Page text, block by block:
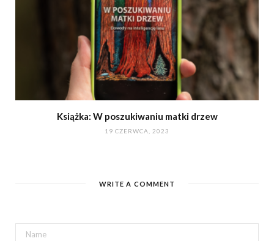
Książka: W poszukiwaniu matki drzew
19 CZERWCA, 2023
WRITE A COMMENT